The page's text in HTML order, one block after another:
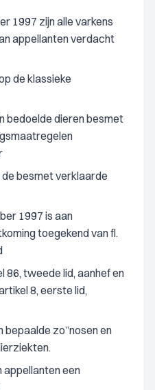
1997 zijn alle varkens
appellanten verdacht
de klassieke
bedoelde dieren besmet
de besmet verklaarde
1997 is aan
toegekend van fl.
86, tweede lid, aanhef en
8, eerste lid,
zo”nosen en
appellanten een